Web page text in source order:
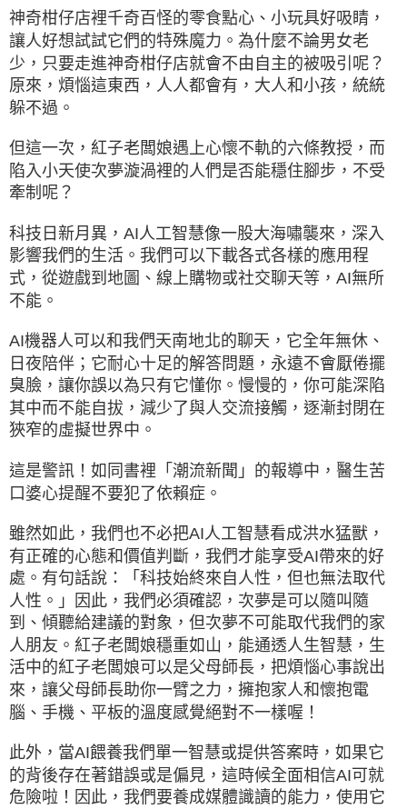
神奇柑仔店裡千奇百怪的零食點心、小玩具好吸睛，
讓人好想試試它們的特殊魔力。為什麼不論男女老
少，只要走進神奇柑仔店就會不由自主的被吸引呢？
原來，煩惱這東西，人人都會有，大人和小孩，統統
躲不過。
但這一次，紅子老闆娘遇上心懷不軌的六條教授，而
陷入小天使次夢漩渦裡的人們是否能穩住腳步，不受
牽制呢？
科技日新月異，AI人工智慧像一股大海嘯襲來，深入
影響我們的生活。我們可以下載各式各樣的應用程
式，從遊戲到地圖、線上購物或社交聊天等，AI無所
不能。
AI機器人可以和我們天南地北的聊天，它全年無休、
日夜陪伴；它耐心十足的解答問題，永遠不會厭倦擺
臭臉，讓你誤以為只有它懂你。慢慢的，你可能深陷
其中而不能自拔，減少了與人交流接觸，逐漸封閉在
狹窄的虛擬世界中。
這是警訊！如同書裡「潮流新聞」的報導中，醫生苦
口婆心提醒不要犯了依賴症。
雖然如此，我們也不必把AI人工智慧看成洪水猛獸，
有正確的心態和價值判斷，我們才能享受AI帶來的好
處。有句話說：「科技始終來自人性，但也無法取代
人性。」因此，我們必須確認，次夢是可以隨叫隨
到、傾聽給建議的對象，但次夢不可能取代我們的家
人朋友。紅子老闆娘穩重如山，能通透人生智慧，生
活中的紅子老闆娘可以是父母師長，把煩惱心事說出
來，讓父母師長助你一臂之力，擁抱家人和懷抱電
腦、手機、平板的溫度感覺絕對不一樣喔！
此外，當AI餵養我們單一智慧或提供答案時，如果它
的背後存在著錯誤或是偏見，這時候全面相信AI可就
危險啦！因此，我們要養成媒體識讀的能力，使用它